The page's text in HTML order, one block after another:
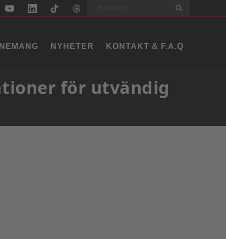
NYHETER KONTAKT & F.A.Q
för utvändig